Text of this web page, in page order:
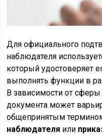
Для официального
наблюдателя
который удостоверяет
выполнять функции в
В зависимости от
документа может
общепринятым
наблюдателя или